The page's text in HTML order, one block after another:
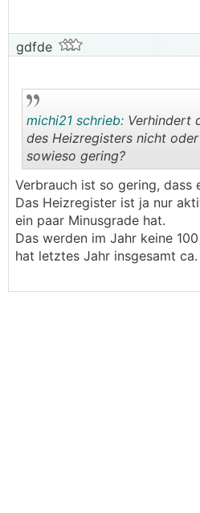
gdfde
.
michi21 schrieb: Verhindert
des Heizregisters nicht
sowieso gering?
Verbrauch ist so gering, dass
Das Heizregister ist ja nur
ein paar Minusgrade hat.
Das werden im Jahr keine
hat letztes Jahr insgesamt